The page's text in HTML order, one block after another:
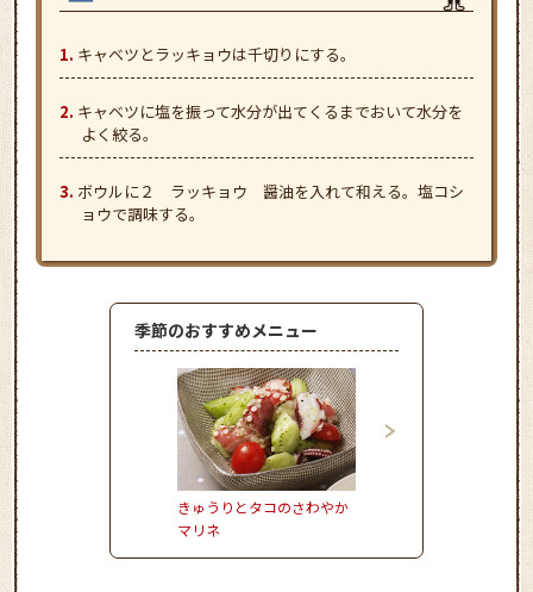
キャベツとラッキョウは千切りにする。
キャベツに塩を振って水分が出てくるまでおいて水分を
よく絞る。
ボウルに２ ラッキョウ 醤油を入れて和える。塩コシ
ョウで調味する。
季節のおすすめメニュー
きゅうりとタコのさわやか
マリネ
おからのモチモチドー